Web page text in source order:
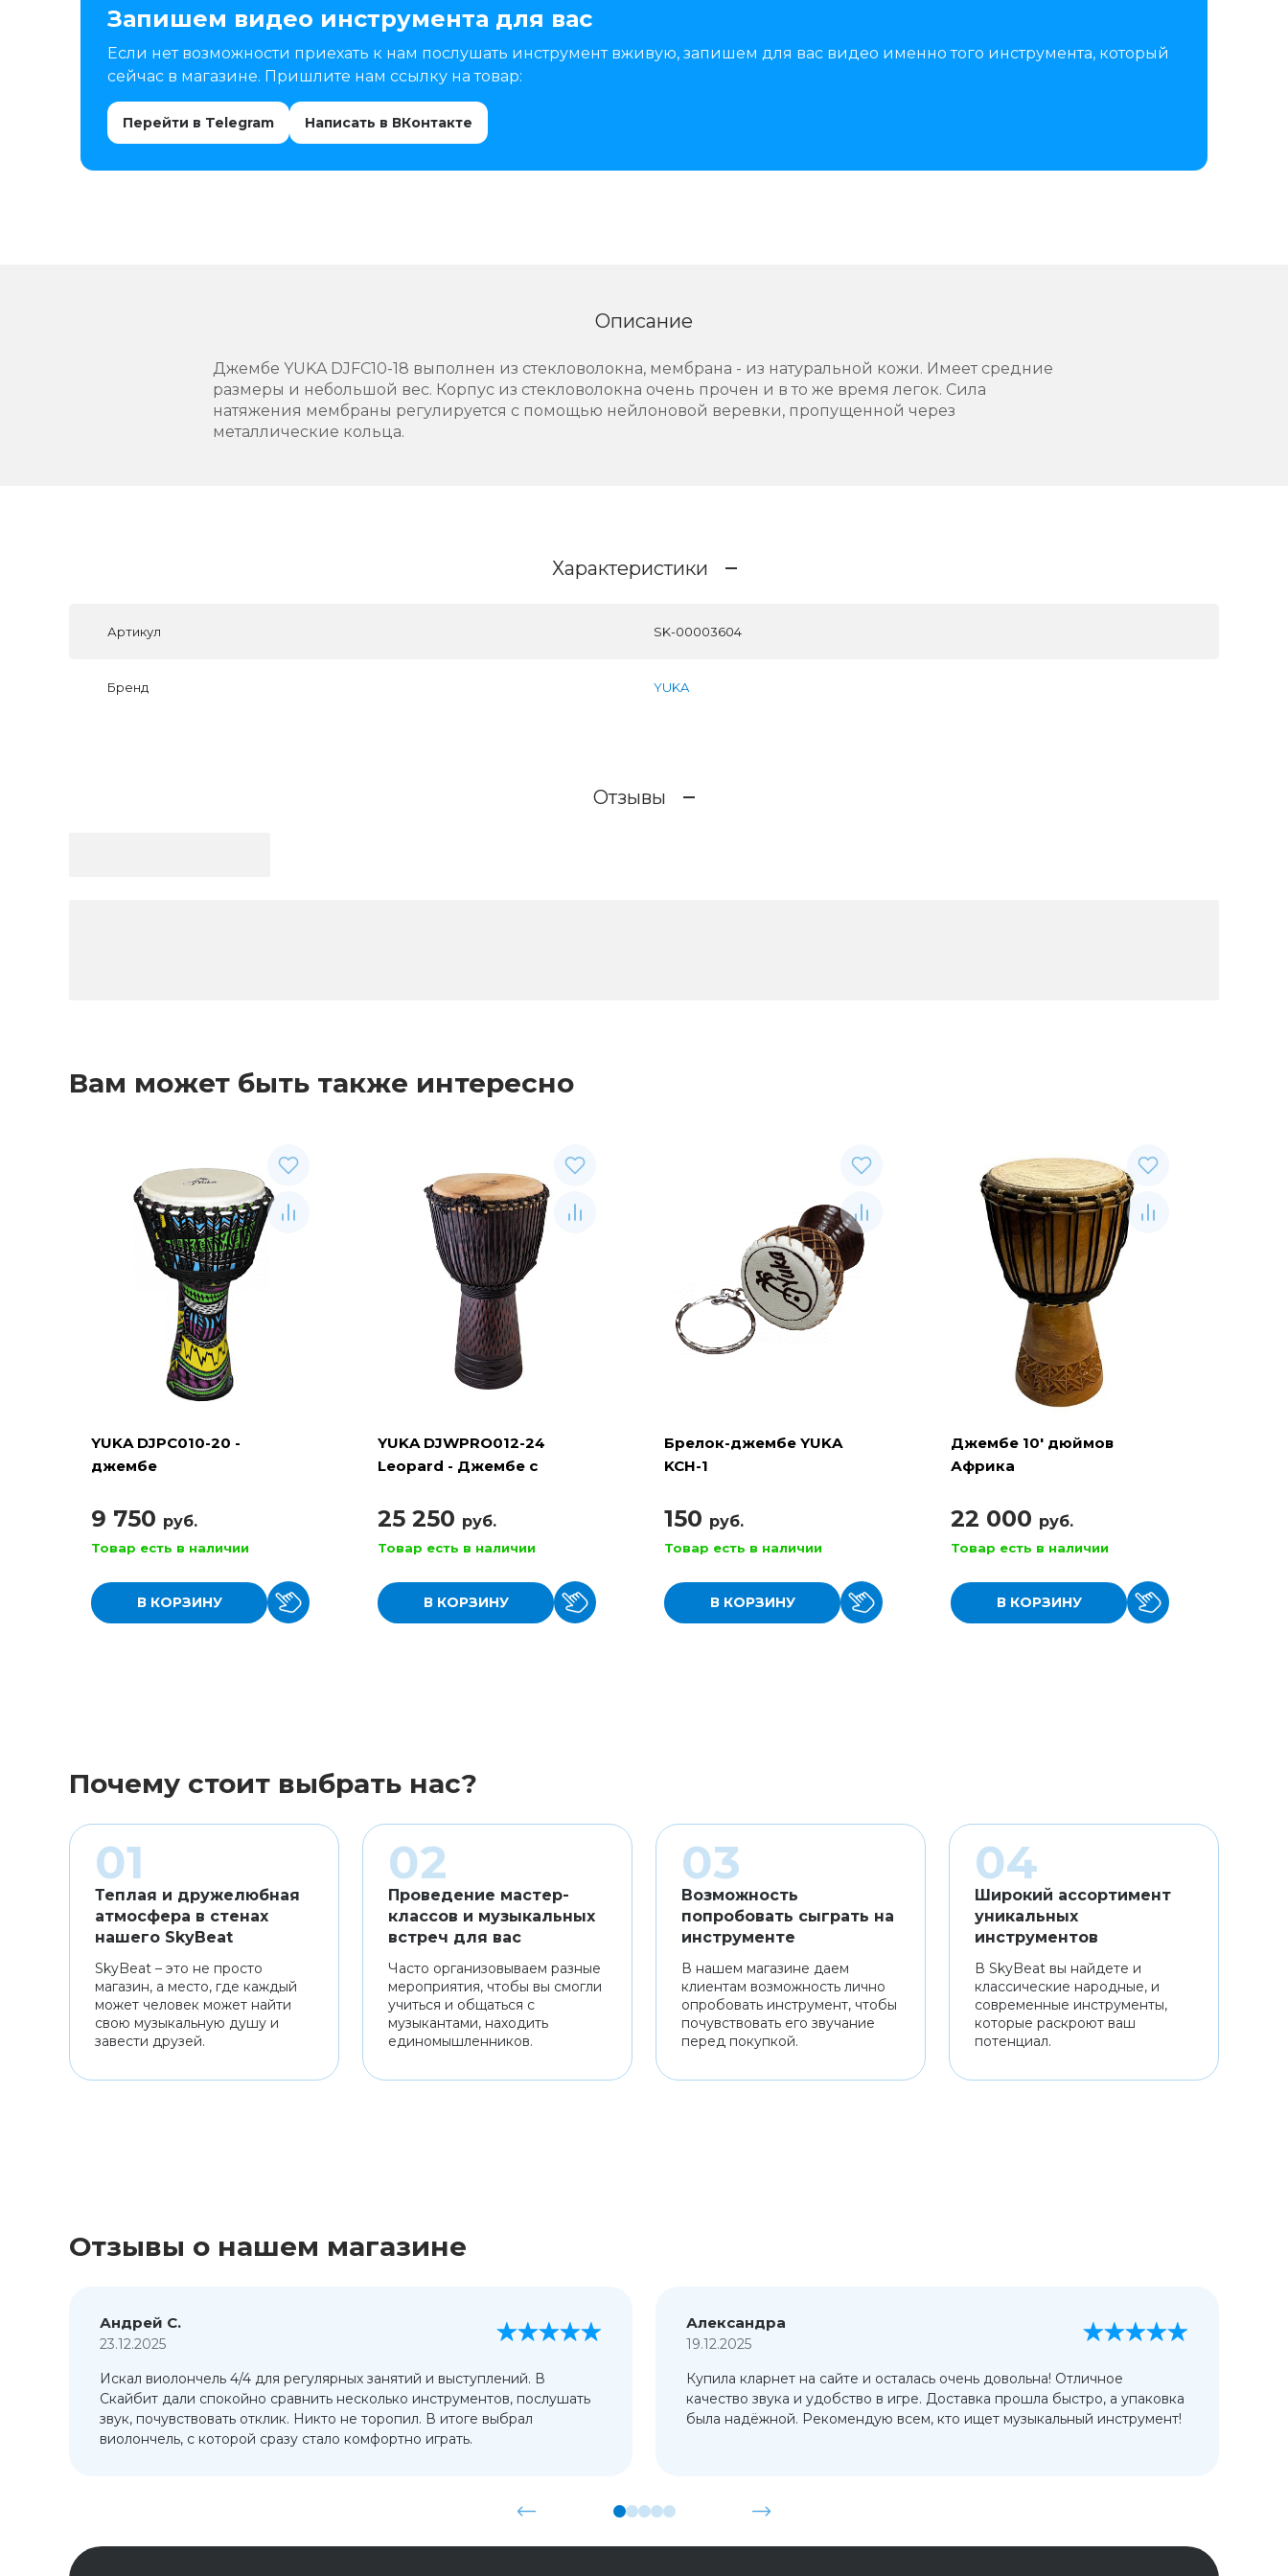
Запишем видео инструмента для вас
Если нет возможности приехать к нам послушать инструмент вживую, запишем для вас видео именно того инструмента, который
сейчас в магазине. Пришлите нам ссылку на товар:
Перейти в Telegram Написать в ВКонтакте
Описание
Джембе YUKA DJFC10-18 выполнен из стекловолокна, мембрана - из натуральной кожи. Имеет средние
размеры и небольшой вес. Корпус из стекловолокна очень прочен и в то же время легок. Сила
натяжения мембраны регулируется с помощью нейлоновой веревки, пропущенной через
металлические кольца.
Характеристики
Артикул SK-00003604
Бренд YUKA
Отзывы
Вам может быть также интересно
YUKA DJPC010-20 -
джембе
9 750 руб.
Товар есть в наличии
В КОРЗИНУ
YUKA DJWPRO012-24
Leopard - Джембе с
25 250 руб.
Товар есть в наличии
В КОРЗИНУ
Брелок-джембе YUKA
KCH-1
150 руб.
Товар есть в наличии
В КОРЗИНУ
Джембе 10' дюймов
Африка
22 000 руб.
Товар есть в наличии
В КОРЗИНУ
Почему стоит выбрать нас?
Теплая и дружелюбная
атмосфера в стенах
нашего SkyBeat
SkyBeat – это не просто
магазин, а место, где каждый
может человек может найти
свою музыкальную душу и
завести друзей.
Проведение мастер-
классов и музыкальных
встреч для вас
Часто организовываем разные
мероприятия, чтобы вы смогли
учиться и общаться с
музыкантами, находить
единомышленников.
Возможность
попробовать сыграть на
инструменте
В нашем магазине даем
клиентам возможность лично
опробовать инструмент, чтобы
почувствовать его звучание
перед покупкой.
Широкий ассортимент
уникальных
инструментов
В SkyBeat вы найдете и
классические народные, и
современные инструменты,
которые раскроют ваш
потенциал.
Отзывы о нашем магазине
Андрей С.
23.12.2025
Искал виолончель 4/4 для регулярных занятий и выступлений. В
Скайбит дали спокойно сравнить несколько инструментов, послушать
звук, почувствовать отклик. Никто не торопил. В итоге выбрал
виолончель, с которой сразу стало комфортно играть.
Александра
19.12.2025
Купила кларнет на сайте и осталась очень довольна! Отличное
качество звука и удобство в игре. Доставка прошла быстро, а упаковка
была надёжной. Рекомендую всем, кто ищет музыкальный инструмент!